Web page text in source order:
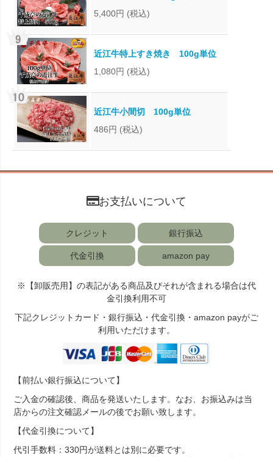
5,400円 (税込)
近江牛特上すき焼き 100g単位
1,080円 (税込)
近江牛小間切 100g単位
486円 (税込)
お支払いについて
クレジット 銀行振込
代金引換 amazon pay
※【卸販売用】の表記がある商品及びそれが含まれる場合は代
金引換利用不可
下記クレジットカード・銀行振込・代金引換・amazon payがご
利用いただけます。
【前払い銀行振込について】
ご入金の確認後、商品を発送いたします。なお、お振込みは当
店からの注文確認メールの後でお願い致します。
【代金引換について】
代引手数料：330円が送料とは別に必要です。